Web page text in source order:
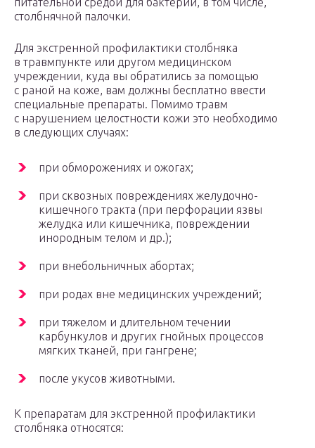
столбнячной палочки.
Для экстренной профилактики столбняка
в травмпункте или другом медицинском
учреждении, куда вы обратились за помощью
с раной на коже, вам должны бесплатно ввести
специальные препараты. Помимо травм
с нарушением целостности кожи это необходимо
в следующих случаях:
при обморожениях и ожогах;
при сквозных повреждениях желудочно-
кишечного тракта (при перфорации язвы
желудка или кишечника, повреждении
инородным телом и др.);
при внебольничных абортах;
при родах вне медицинских учреждений;
при тяжелом и длительном течении
карбункулов и других гнойных процессов
мягких тканей, при гангрене;
после укусов животными.
К препаратам для экстренной профилактики
столбняка относятся: